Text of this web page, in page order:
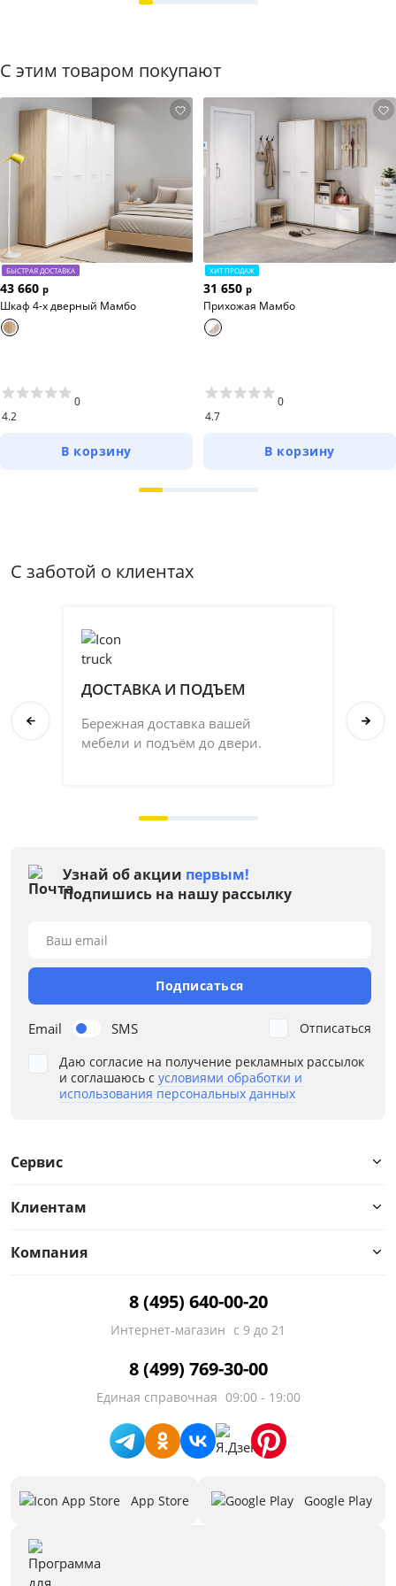
С этим товаром покупают
БЫСТРАЯ ДОСТАВКА
43 660 р
Шкаф 4-х дверный Мамбо
4.2
0
В корзину
ХИТ ПРОДАЖ
31 650 р
Прихожая Мамбо
4.7
0
В корзину
С заботой о клиентах
ДОСТАВКА И ПОДЪЕМ
Бережная доставка вашей
мебели и подъём до двери.
Узнай об акции первым!
Подпишись на нашу рассылку
Email SMS
Ваш email
Подписаться
Даю согласие на получение рекламных рассылок
и соглашаюсь с условиями обработки и
использования персональных данных
Отписаться
Сервис
Клиентам
Компания
8 (495) 640-00-20
Интернет-магазин с 9 до 21
8 (499) 769-30-00
Единая справочная 09:00 - 19:00
App Store Google Play